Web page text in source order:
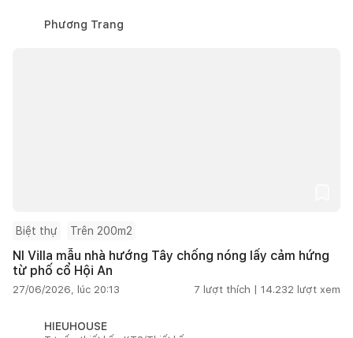
Phương Trang
Biệt thự Trên 200m2
NI Villa mẫu nhà hướng Tây chống nóng lấy cảm hứng
từ phố cổ Hội An
27/06/2026, lúc 20:13 7 lượt thích | 14.232 lượt xem
HIEUHOUSE